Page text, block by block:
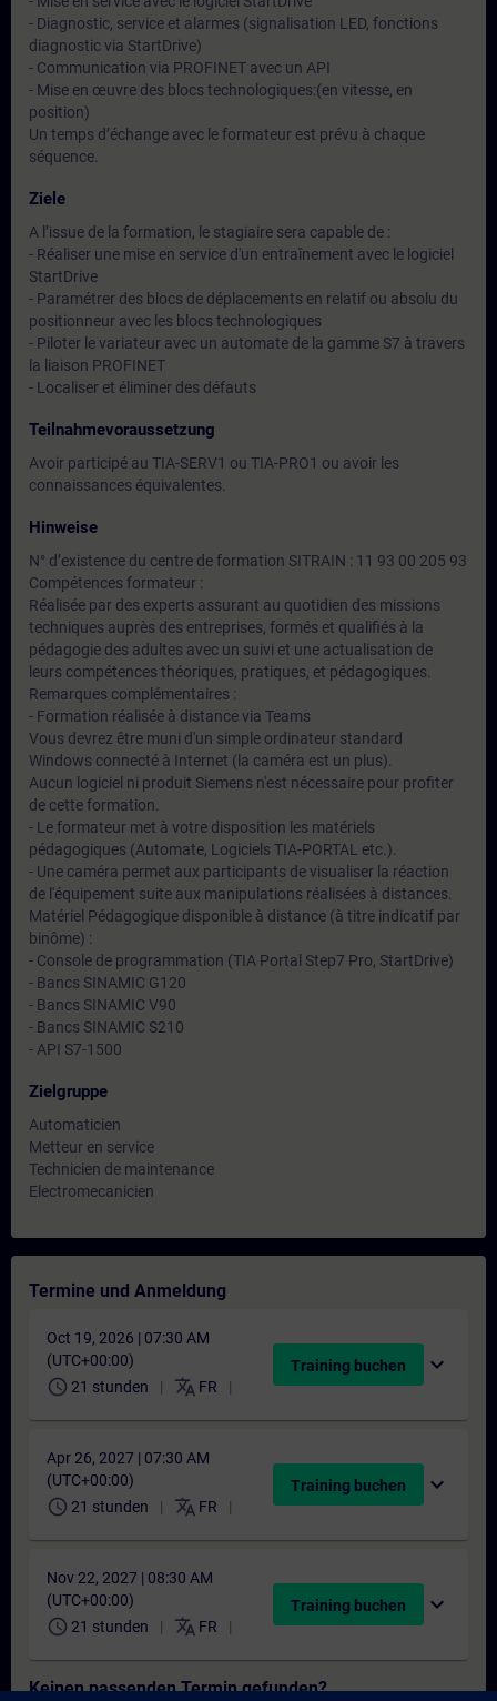
- Diagnostic, service et alarmes (signalisation LED, fonctions
diagnostic via StartDrive)
- Communication via PROFINET avec un API
- Mise en œuvre des blocs technologiques:(en vitesse, en
position)
Un temps d’échange avec le formateur est prévu à chaque
séquence.
Ziele
A l’issue de la formation, le stagiaire sera capable de :
- Réaliser une mise en service d'un entraînement avec le logiciel
StartDrive
- Paramétrer des blocs de déplacements en relatif ou absolu du
positionneur avec les blocs technologiques
- Piloter le variateur avec un automate de la gamme S7 à travers
la liaison PROFINET
- Localiser et éliminer des défauts
Teilnahmevoraussetzung
Avoir participé au TIA-SERV1 ou TIA-PRO1 ou avoir les
connaissances équivalentes.
Hinweise
N° d’existence du centre de formation SITRAIN : 11 93 00 205 93
Compétences formateur :
Réalisée par des experts assurant au quotidien des missions
techniques auprès des entreprises, formés et qualifiés à la
pédagogie des adultes avec un suivi et une actualisation de
leurs compétences théoriques, pratiques, et pédagogiques.
Remarques complémentaires :
- Formation réalisée à distance via Teams
Vous devrez être muni d'un simple ordinateur standard
Windows connecté à Internet (la caméra est un plus).
Aucun logiciel ni produit Siemens n'est nécessaire pour profiter
de cette formation.
- Le formateur met à votre disposition les matériels
pédagogiques (Automate, Logiciels TIA-PORTAL etc.).
- Une caméra permet aux participants de visualiser la réaction
de l'équipement suite aux manipulations réalisées à distances.
Matériel Pédagogique disponible à distance (à titre indicatif par
binôme) :
- Console de programmation (TIA Portal Step7 Pro, StartDrive)
- Bancs SINAMIC G120
- Bancs SINAMIC V90
- Bancs SINAMIC S210
- API S7-1500
Zielgruppe
Automaticien
Metteur en service
Technicien de maintenance
Electromecanicien
Termine und Anmeldung
Oct 19, 2026 | 07:30 AM
(UTC+00:00)
schedule 21 stunden translate FR
Training buchen expand_more
Apr 26, 2027 | 07:30 AM
(UTC+00:00)
schedule 21 stunden translate FR
Training buchen expand_more
Nov 22, 2027 | 08:30 AM
(UTC+00:00)
schedule 21 stunden translate FR
Training buchen expand_more
Keinen passenden Termin gefunden?